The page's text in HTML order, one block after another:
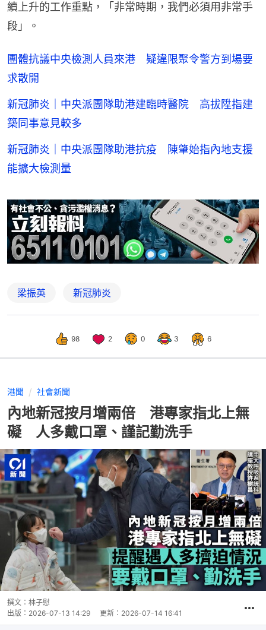
續上升的工作重點，「非常時期，我們必須用非常手
段」。
團體抗議中央檢測人員來港 疑違限聚令警方到場要
求散開
新冠肺炎｜中央派團隊助港建臨時醫院 高拔陞指建
築同事意見較多
新冠肺炎｜中央派團隊助港抗疫 陳肇始指內地支援
能擴大檢測量
梁振英 新冠肺炎
98 2 0 3 6
港聞 社會新聞
內地新冠按月增兩倍 港專家指北上無
礙 人多戴口罩、謹記勤洗手
撰文： 林子慰
出版： 2026-07-13 14:29 更新： 2026-07-14 16:41